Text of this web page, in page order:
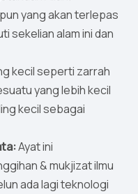
yang akan terlepas
sekelian alam ini dan
kecil seperti zarrah
yang lebih kecil
kecil sebagai
Ayat ini
& mukjizat ilmu
ada lagi teknologi